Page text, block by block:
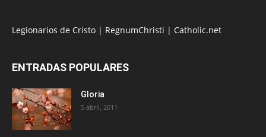
Legionarios de Cristo | RegnumChristi | Catholic.net
ENTRADAS POPULARES
Gloria
5 abril, 2011